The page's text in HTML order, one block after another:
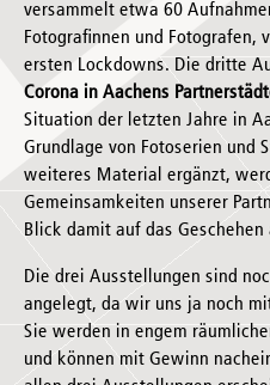
versammelt etwa 60
Fotografinnen und Fotografen,
ersten Lockdowns. Die dritte
Corona in Aachens
Situation der letzten Jahre in
Grundlage von Fotoserien und
weiteres Material ergänzt,
Gemeinsamkeiten unserer
Blick damit auf das
Die drei Ausstellungen sind
angelegt, da wir uns ja noch
Sie werden in engem
und können mit Gewinn